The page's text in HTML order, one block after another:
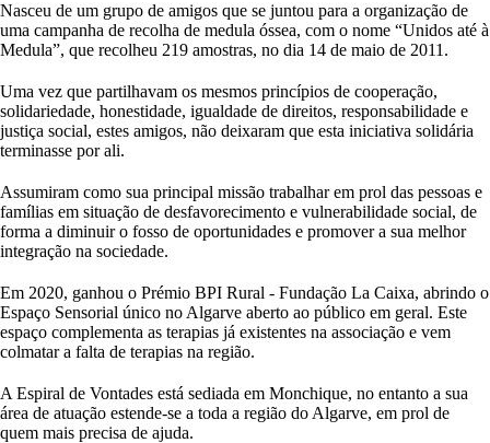
Nasceu de um grupo de amigos que se juntou para a organização de
uma campanha de recolha de medula óssea, com o nome “Unidos até à
Medula”, que recolheu 219 amostras, no dia 14 de maio de 2011.
Uma vez que partilhavam os mesmos princípios de cooperação,
solidariedade, honestidade, igualdade de direitos, responsabilidade e
justiça social, estes amigos, não deixaram que esta iniciativa solidária
terminasse por ali.
Assumiram como sua principal missão trabalhar em prol das pessoas e
famílias em situação de desfavorecimento e vulnerabilidade social, de
forma a diminuir o fosso de oportunidades e promover a sua melhor
integração na sociedade.
Em 2020, ganhou o Prémio BPI Rural - Fundação La Caixa, abrindo o
Espaço Sensorial único no Algarve aberto ao público em geral. Este
espaço complementa as terapias já existentes na associação e vem
colmatar a falta de terapias na região.
A Espiral de Vontades está sediada em Monchique, no entanto a sua
área de atuação estende-se a toda a região do Algarve, em prol de
quem mais precisa de ajuda.